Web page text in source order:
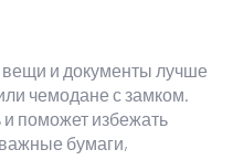
и документы лучше
чемодане с замком.
и поможет избежать
бумаги,